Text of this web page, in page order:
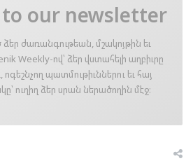
to our newsletter
ժառանգութեան, մշակոյթին եւ
Weekly-ով՝ ձեր վստահելի աղբիւրը
ոգեշնչող պատմութիւններու եւ հայ
ուղիղ ձեր սրան ներածողին մէջ։